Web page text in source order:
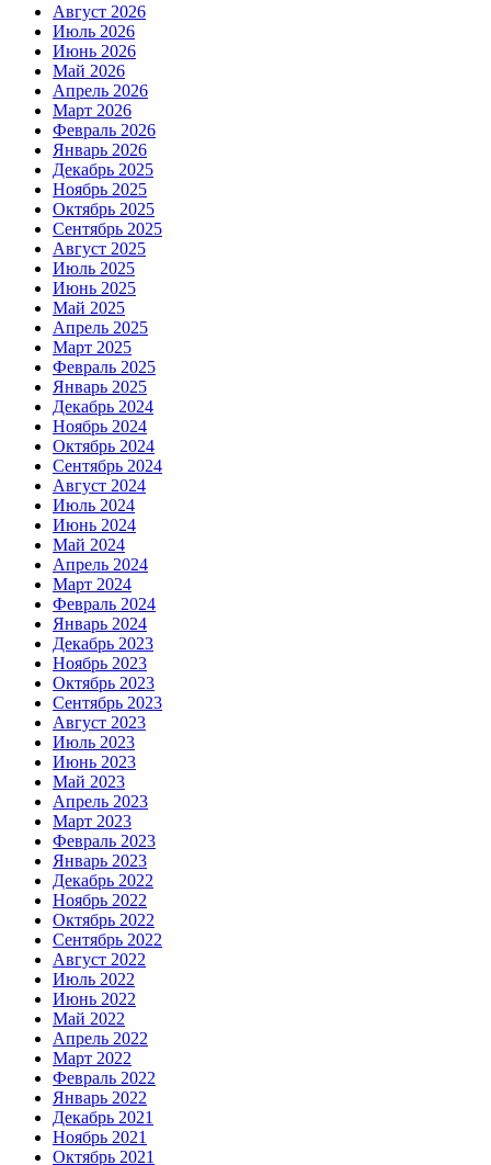
Август 2026
Июль 2026
Июнь 2026
Май 2026
Апрель 2026
Март 2026
Февраль 2026
Январь 2026
Декабрь 2025
Ноябрь 2025
Октябрь 2025
Сентябрь 2025
Август 2025
Июль 2025
Июнь 2025
Май 2025
Апрель 2025
Март 2025
Февраль 2025
Январь 2025
Декабрь 2024
Ноябрь 2024
Октябрь 2024
Сентябрь 2024
Август 2024
Июль 2024
Июнь 2024
Май 2024
Апрель 2024
Март 2024
Февраль 2024
Январь 2024
Декабрь 2023
Ноябрь 2023
Октябрь 2023
Сентябрь 2023
Август 2023
Июль 2023
Июнь 2023
Май 2023
Апрель 2023
Март 2023
Февраль 2023
Январь 2023
Декабрь 2022
Ноябрь 2022
Октябрь 2022
Сентябрь 2022
Август 2022
Июль 2022
Июнь 2022
Май 2022
Апрель 2022
Март 2022
Февраль 2022
Январь 2022
Декабрь 2021
Ноябрь 2021
Октябрь 2021